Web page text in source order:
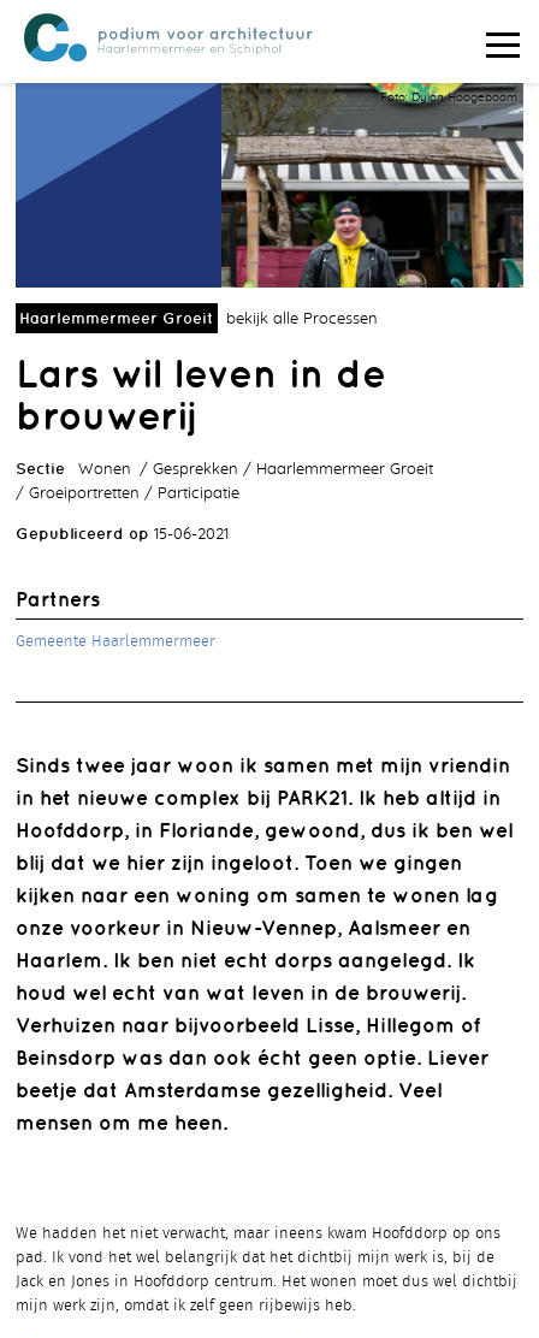
Foto: Dylan Hoogeboom
Haarlemmermeer Groeit bekijk alle Processen
Lars wil leven in de
brouwerij
Sectie Wonen Gesprekken
Haarlemmermeer Groeit
Groeiportretten
Participatie
Gepubliceerd op 15-06-2021
Partners
Gemeente Haarlemmermeer
Sinds twee jaar woon ik samen met mijn vriendin
in het nieuwe complex bij PARK21. Ik heb altijd in
Hoofddorp, in Floriande, gewoond, dus ik ben wel
blij dat we hier zijn ingeloot. Toen we gingen
kijken naar een woning om samen te wonen lag
onze voorkeur in Nieuw-Vennep, Aalsmeer en
Haarlem. Ik ben niet echt dorps aangelegd. Ik
houd wel echt van wat leven in de brouwerij.
Verhuizen naar bijvoorbeeld Lisse, Hillegom of
Beinsdorp was dan ook écht geen optie. Liever
beetje dat Amsterdamse gezelligheid. Veel
mensen om me heen.
We hadden het niet verwacht, maar ineens kwam Hoofddorp op ons
pad. Ik vond het wel belangrijk dat het dichtbij mijn werk is, bij de
Jack en Jones in Hoofddorp centrum. Het wonen moet dus wel dichtbij
mijn werk zijn, omdat ik zelf geen rijbewijs heb.